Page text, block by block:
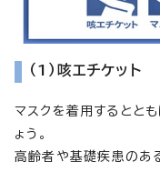
（1）咳エチケット
マスクを着用するとと
ょう。
高齢者や基礎疾患のあ